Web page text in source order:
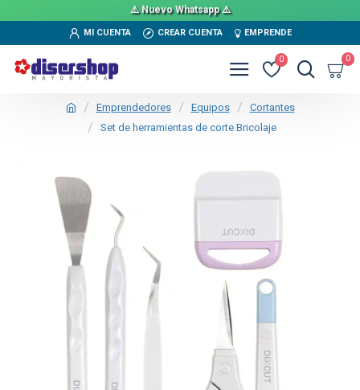
⚠️ Nuevo Whatsapp ⚠️
MI CUENTA CREAR CUENTA EMPRENDE
0 0
Emprendedores Equipos
Cortantes
Set de herramientas de corte Bricolaje